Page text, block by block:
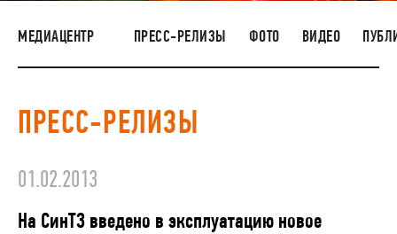
НАШИ ЛЮДИ
ОКРУЖАЮЩАЯ СРЕДА
РАСКРЫТИЕ ИНФОРМАЦИИ
ЗАКУПКИ
МЕДИАЦЕНТР ПРЕСС-РЕЛИЗЫ ФОТО ВИДЕО
ПРЕСС-РЕЛИЗЫ
01.02.2013
На СинТЗ введено в эксплуатацию новое